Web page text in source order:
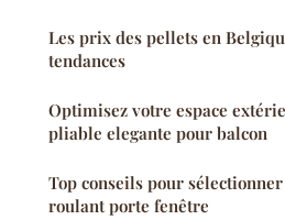
Les prix des pellets en
tendances
Optimisez votre espace
pliable elegante pour balcon
Top conseils pour
roulant porte fenêtre